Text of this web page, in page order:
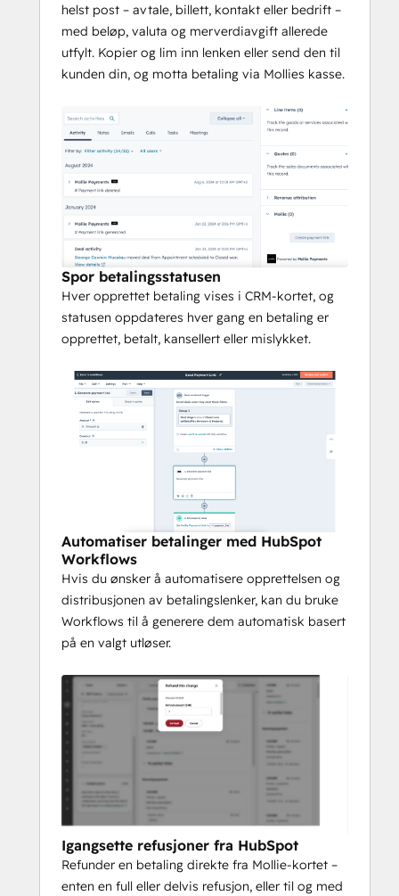
appen er gratis: du bruker din egen Mollie-
konto og Mollies standard
transaksjonsgebyrer, uten ekstra kostnader
fra oss.
helst post – avtale, billett, kontakt eller bedrift –
med beløp, valuta og merverdiavgift allerede
utfylt. Kopier og lim inn lenken eller send den til
kunden din, og motta betaling via Mollies kasse.
Spor betalingsstatusen
Hver opprettet betaling vises i CRM-kortet, og
statusen oppdateres hver gang en betaling er
opprettet, betalt, kansellert eller mislykket.
Automatiser betalinger med HubSpot
Workflows
Hvis du ønsker å automatisere opprettelsen og
distribusjonen av betalingslenker, kan du bruke
Workflows til å generere dem automatisk basert
på en valgt utløser.
Igangsette refusjoner fra HubSpot
Refunder en betaling direkte fra Mollie-kortet –
enten en full eller delvis refusjon, eller til og med